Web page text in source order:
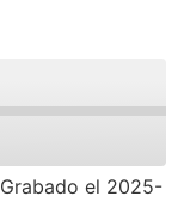
COMPARTIR
Grabado el 2025-